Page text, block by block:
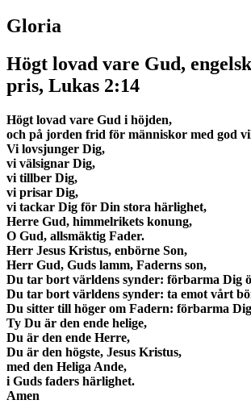
Gloria
Högt lovad vare Gud,
pris, Lukas 2:14
Högt lovad vare Gud i höjden,
och på jorden frid för människor med god
Vi lovsjunger Dig,
vi välsignar Dig,
vi tillber Dig,
vi prisar Dig,
vi tackar Dig för Din stora härlighet,
Herre Gud, himmelrikets konung,
O Gud, allsmäktig Fader.
Herr Jesus Kristus, enbörne Son,
Herr Gud, Guds lamm, Faderns son,
Du tar bort världens synder: förbarma Dig
Du tar bort världens synder: ta emot vårt
Du sitter till höger om Fadern: förbarma Dig
Ty Du är den ende helige,
Du är den ende Herre,
Du är den högste, Jesus Kristus,
med den Heliga Ande,
i Guds faders härlighet.
Amen